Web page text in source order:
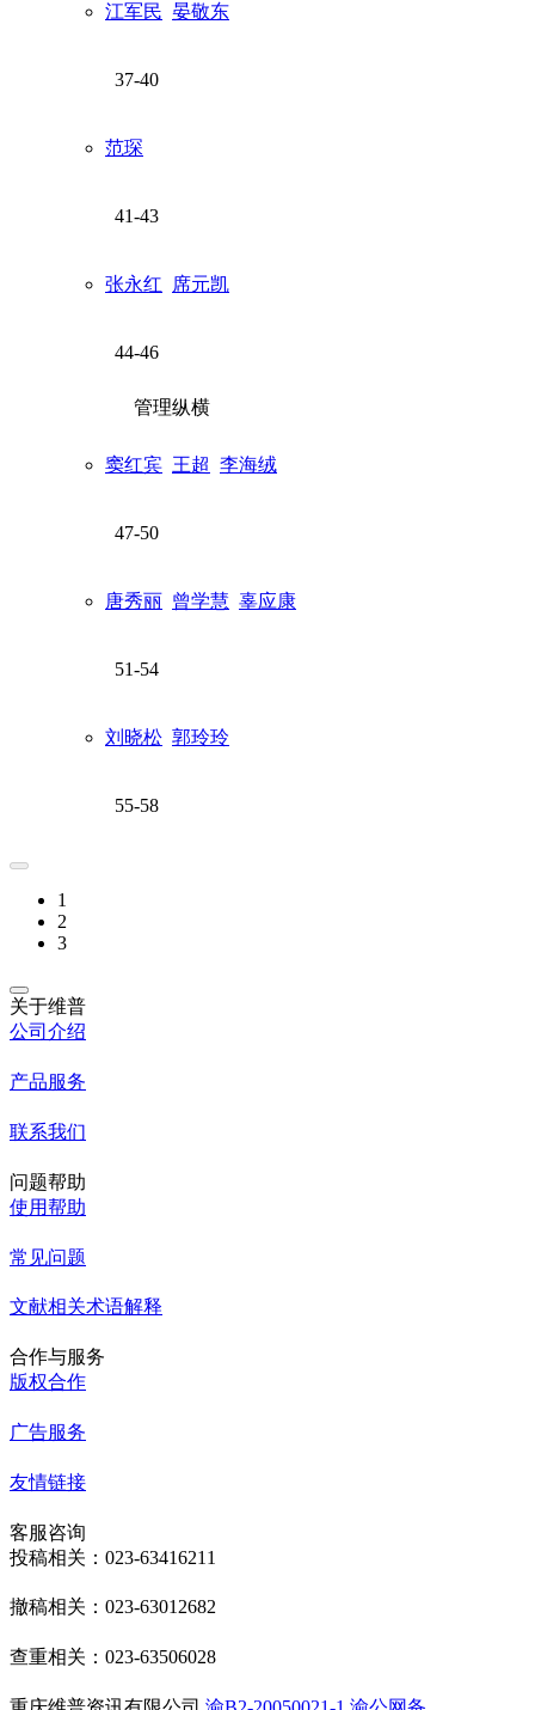
江军民 晏敬东
37-40
范琛
41-43
张永红 席元凯
44-46
管理纵横
窦红宾 王超 李海绒
47-50
唐秀丽 曾学慧 辜应康
51-54
刘晓松 郭玲玲
55-58
1
2
3
关于维普
公司介绍
产品服务
联系我们
问题帮助
使用帮助
常见问题
文献相关术语解释
合作与服务
版权合作
广告服务
友情链接
客服咨询
投稿相关：023-63416211
撤稿相关：023-63012682
查重相关：023-63506028